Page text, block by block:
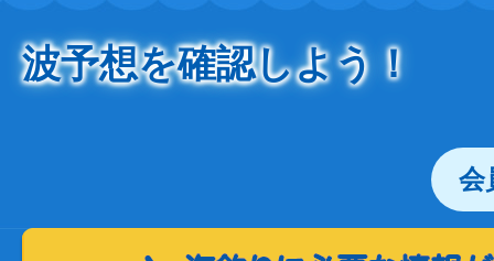
波予想を確認しよう！
会